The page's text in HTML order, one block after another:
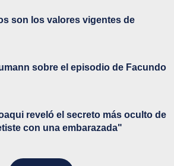
son los valores vigentes de
sobre el episodio de Facundo
reveló el secreto más oculto de
con una embarazada"